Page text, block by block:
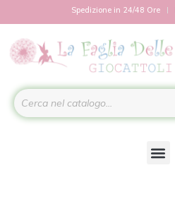
Spedizione in 24/48 Ore